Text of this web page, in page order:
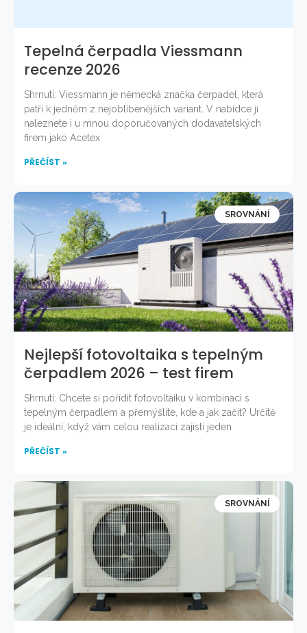
Tepelná čerpadla Viessmann
recenze 2026
Shrnutí: Viessmann je německá značka čerpadel, která
patří k jedněm z nejoblíbenějších variant. V nabídce ji
naleznete i u mnou doporučovaných dodavatelských
firem jako Acetex
PŘEČÍST »
SROVNÁNÍ
Nejlepší fotovoltaika s tepelným
čerpadlem 2026 – test firem
Shrnutí: Chcete si pořídit fotovoltaiku v kombinaci s
tepelným čerpadlem a přemýšlíte, kde a jak začít? Určitě
je ideální, když vám celou realizaci zajistí jeden
PŘEČÍST »
SROVNÁNÍ